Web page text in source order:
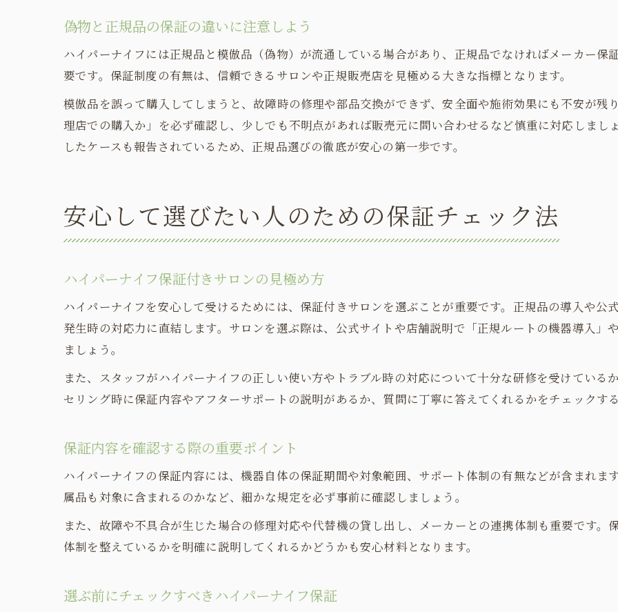
偽物と正規品の保証の違いに注意しよう
ハイパーナイフには正規品と模倣品（偽物）が流通している場合があり、正規品でなければメーカー保
要です。保証制度の有無は、信頼できるサロンや正規販売店を見極める大きな指標となります。
模倣品を誤って購入してしまうと、故障時の修理や部品交換ができず、安全面や施術効果にも不安が残
理店での購入か」を必ず確認し、少しでも不明点があれば販売元に問い合わせるなど慎重に対応しまし
したケースも報告されているため、正規品選びの徹底が安心の第一歩です。
安心して選びたい人のための保証チェック法
ハイパーナイフ保証付きサロンの見極め方
ハイパーナイフを安心して受けるためには、保証付きサロンを選ぶことが重要です。正規品の導入や公
発生時の対応力に直結します。サロンを選ぶ際は、公式サイトや店舗説明で「正規ルートの機器導入」
ましょう。
また、スタッフがハイパーナイフの正しい使い方やトラブル時の対応について十分な研修を受けている
セリング時に保証内容やアフターサポートの説明があるか、質問に丁寧に答えてくれるかをチェックす
保証内容を確認する際の重要ポイント
ハイパーナイフの保証内容には、機器自体の保証期間や対象範囲、サポート体制の有無などが含まれま
属品も対象に含まれるのかなど、細かな規定を必ず事前に確認しましょう。
また、故障や不具合が生じた場合の修理対応や代替機の貸し出し、メーカーとの連携体制も重要です
体制を整えているかを明確に説明してくれるかどうかも安心材料となります。
選ぶ前にチェックすべきハイパーナイフ保証